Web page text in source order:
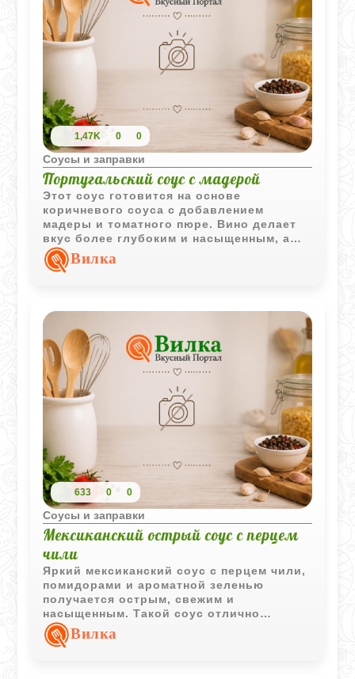
1,47K 0 0
Соусы и заправки
Португальский соус с мадерой
Этот соус готовится на основе
коричневого соуса с добавлением
мадеры и томатного пюре. Вино делает
вкус более глубоким и насыщенным, а
томат добавляет лёгкую кислинку.
Вилка
633 0 0
Соусы и заправки
Мексиканский острый соус с перцем
чили
Яркий мексиканский соус с перцем чили,
помидорами и ароматной зеленью
получается острым, свежим и
насыщенным. Такой соус отлично
подходит к мясу, начос, буррито и
блюдам на гриле.
Вилка